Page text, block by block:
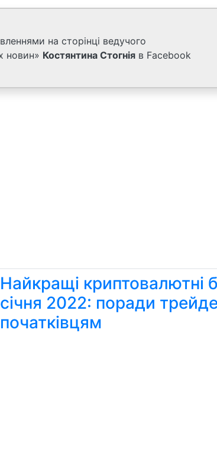
на сторінці ведучого
новин» Костянтина Стогнія в Facebook
Найкращі криптовалютні
січня 2022: поради
початківцям